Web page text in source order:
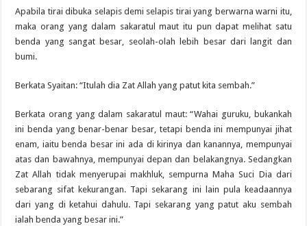
Apabila tirai dibuka selapis demi selapis tirai yang berwarna warni itu,
maka orang yang dalam sakaratul maut itu pun dapat melihat satu
benda yang sangat besar, seolah-olah lebih besar dari langit dan
bumi.
Berkata Syaitan: “Itulah dia Zat Allah yang patut kita sembah.”
Berkata orang yang dalam sakaratul maut: “Wahai guruku, bukankah
ini benda yang benar-benar besar, tetapi benda ini mempunyai jihat
enam, iaitu benda besar ini ada di kirinya dan kanannya, mempunyai
atas dan bawahnya, mempunyai depan dan belakangnya. Sedangkan
Zat Allah tidak menyerupai makhluk, sempurna Maha Suci Dia dari
sebarang sifat kekurangan. Tapi sekarang ini lain pula keadaannya
dari yang di ketahui dahulu. Tapi sekarang yang patut aku sembah
ialah benda yang besar ini.”